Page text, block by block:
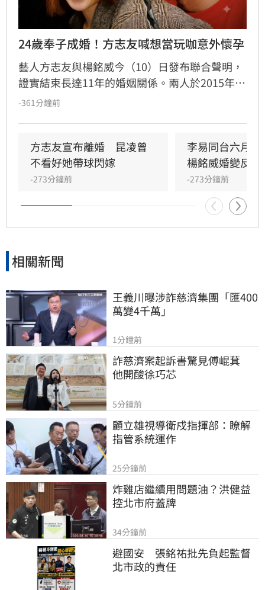
24歲奉子成婚！方志友喊想當玩咖意外懷孕
藝人方志友與楊銘威今（10）日發布聯合聲明，
證實結束長達11年的婚姻關係。兩人於2015年奉
子成婚，育有一子一女。回顧這段婚姻，方志友
聞引發軒然大波，儘管當時經紀人出面澄清，仍
讓夫妻關係備受考驗。如今兩人決定和平分手，
聲明強調雖無法再做情人，但永遠是家人，未來
將共同肩負育兒責任。雙方對離婚細節保持低
調，請求外界給予空間，並承諾在各自領域穩定
前行，珍惜過往十二年的陪伴與包容。
-361分鐘前
方志友宣布離婚　昆凌曾
不看好她帶球閃嫁
-273分鐘前
李易同台六月
楊銘威婚變反應
-273分鐘前
相關新聞
王義川曝涉詐慈濟集團「匯400
萬變4千萬」
1分鐘前
詐慈濟案起訴書驚見傅崐萁
他開酸徐巧芯
5分鐘前
顧立雄視導衛戍指揮部：瞭解
指管系統運作
25分鐘前
炸雞店繼續用問題油？洪健益
控北市府蓋牌
34分鐘前
避國安　張銘祐批先負起監督
北市政的責任